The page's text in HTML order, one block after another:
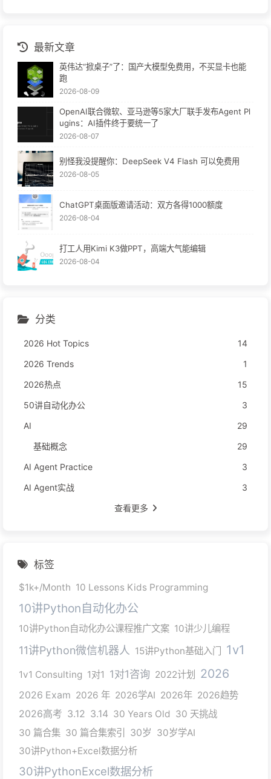
最新文章
英伟达“掀桌子”了：国产大模型免费用，不买显卡也能
跑
2026-08-09
OpenAI联合微软、亚马逊等5家大厂联手发布Agent Pl
ugins：AI插件终于要统一了
2026-08-07
别怪我没提醒你：DeepSeek V4 Flash 可以免费用
2026-08-05
ChatGPT桌面版邀请活动：双方各得1000额度
2026-08-04
打工人用Kimi K3做PPT，高端大气能编辑
2026-08-04
分类
2026 Hot Topics
14
2026 Trends
1
2026热点
15
50讲自动化办公
3
AI
29
基础概念
29
AI Agent Practice
3
AI Agent实战
3
查看更多
标签
$1k+/Month 10 Lessons Kids Programming
10讲Python自动化办公
10讲Python自动化办公课程推广文案 10讲少儿编程
11讲Python微信机器人 15讲Python基础入门 1v1
1v1 Consulting 1对1 1对1咨询 2022计划 2026
2026 Exam 2026 年 2026学AI 2026年 2026趋势
2026高考 3.12 3.14 30 Years Old 30 天挑战
30 篇合集 30 篇合集索引 30岁 30岁学AI
30讲Python+Excel数据分析
30讲PythonExcel数据分析